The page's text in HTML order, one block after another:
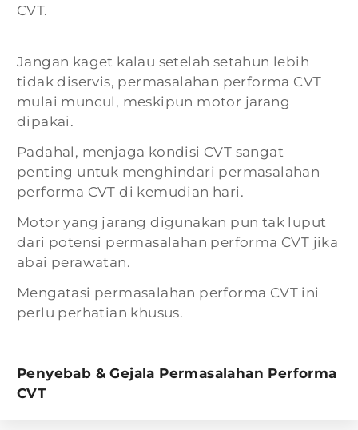
CVT.
Jangan kaget kalau setelah setahun lebih
tidak diservis, permasalahan performa CVT
mulai muncul, meskipun motor jarang
dipakai.
Padahal, menjaga kondisi CVT sangat
penting untuk menghindari permasalahan
performa CVT di kemudian hari.
Motor yang jarang digunakan pun tak luput
dari potensi permasalahan performa CVT jika
abai perawatan.
Mengatasi permasalahan performa CVT ini
perlu perhatian khusus.
Penyebab & Gejala Permasalahan Performa
CVT